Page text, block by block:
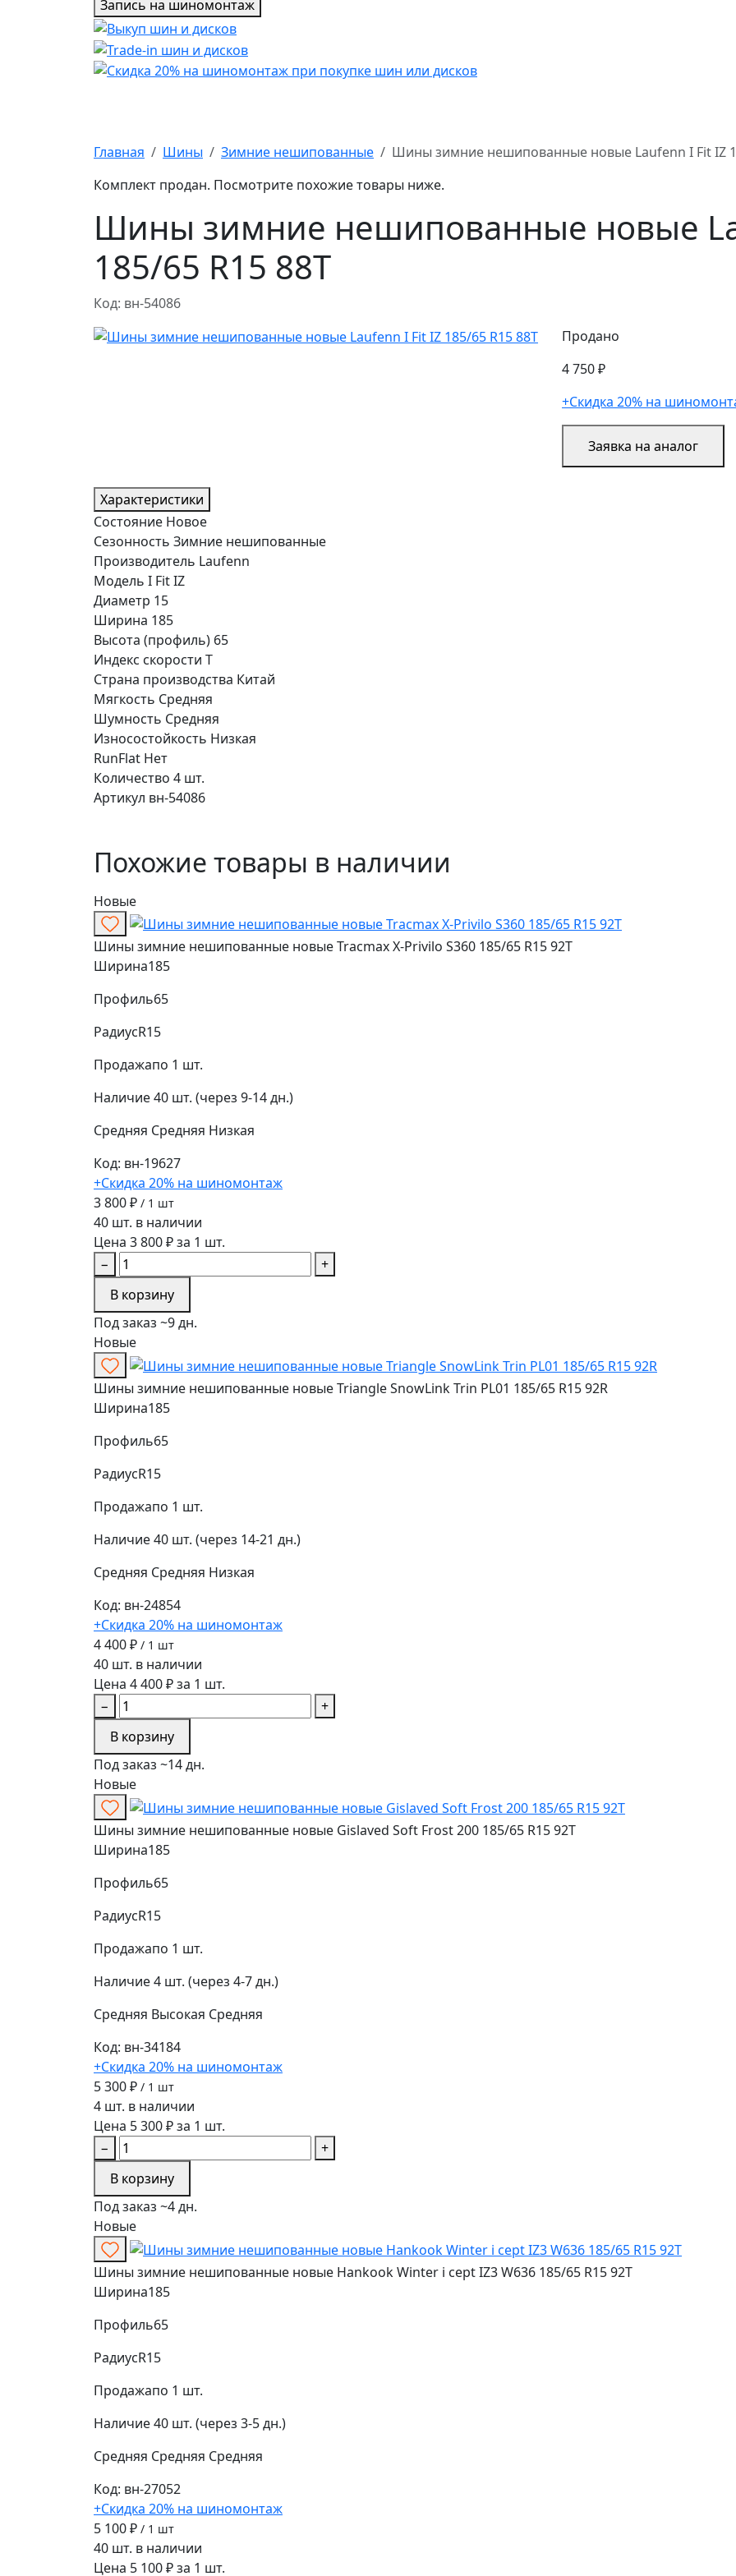
Запись на шиномонтаж
Главная Шины Зимние нешипованные
Шины зимние нешипованные новые Laufenn I Fit IZ
Комплект продан. Посмотрите похожие товары ниже.
Шины зимние нешипованные новые
185/65 R15 88T
Код: вн-54086
Продано
4 750 ₽
+Скидка 20% на
Заявка на аналог
Характеристики
Состояние Новое
Сезонность Зимние нешипованные
Производитель Laufenn
Модель I Fit IZ
Диаметр 15
Ширина 185
Высота (профиль) 65
Индекс скорости T
Страна производства Китай
Мягкость Средняя
Шумность Средняя
Износостойкость Низкая
RunFlat Нет
Количество 4 шт.
Артикул вн-54086
Похожие товары в наличии
Новые
Шины зимние нешипованные новые Tracmax X-Privilo S360 185/65 R15 92T
Ширина185
Профиль65
РадиусR15
Продажапо 1 шт.
Наличие40 шт. (через 9-14 дн.)
Средняя Средняя Низкая
Код: вн-19627
+Скидка 20% на шиномонтаж
3 800 ₽ / 1 шт
40 шт. в наличии
Цена 3 800 ₽ за 1 шт.
−
+
В корзину
Под заказ ~9 дн.
Новые
Шины зимние нешипованные новые Triangle SnowLink Trin PL01 185/65 R15 92R
Ширина185
Профиль65
РадиусR15
Продажапо 1 шт.
Наличие40 шт. (через 14-21 дн.)
Средняя Средняя Низкая
Код: вн-24854
+Скидка 20% на шиномонтаж
4 400 ₽ / 1 шт
40 шт. в наличии
Цена 4 400 ₽ за 1 шт.
−
+
В корзину
Под заказ ~14 дн.
Новые
Шины зимние нешипованные новые Gislaved Soft Frost 200 185/65 R15 92T
Ширина185
Профиль65
РадиусR15
Продажапо 1 шт.
Наличие4 шт. (через 4-7 дн.)
Средняя Высокая Средняя
Код: вн-34184
+Скидка 20% на шиномонтаж
5 300 ₽ / 1 шт
4 шт. в наличии
Цена 5 300 ₽ за 1 шт.
−
+
В корзину
Под заказ ~4 дн.
Новые
Шины зимние нешипованные новые Hankook Winter i cept IZ3 W636 185/65 R15 92T
Ширина185
Профиль65
РадиусR15
Продажапо 1 шт.
Наличие40 шт. (через 3-5 дн.)
Средняя Средняя Средняя
Код: вн-27052
+Скидка 20% на шиномонтаж
5 100 ₽ / 1 шт
40 шт. в наличии
Цена 5 100 ₽ за 1 шт.